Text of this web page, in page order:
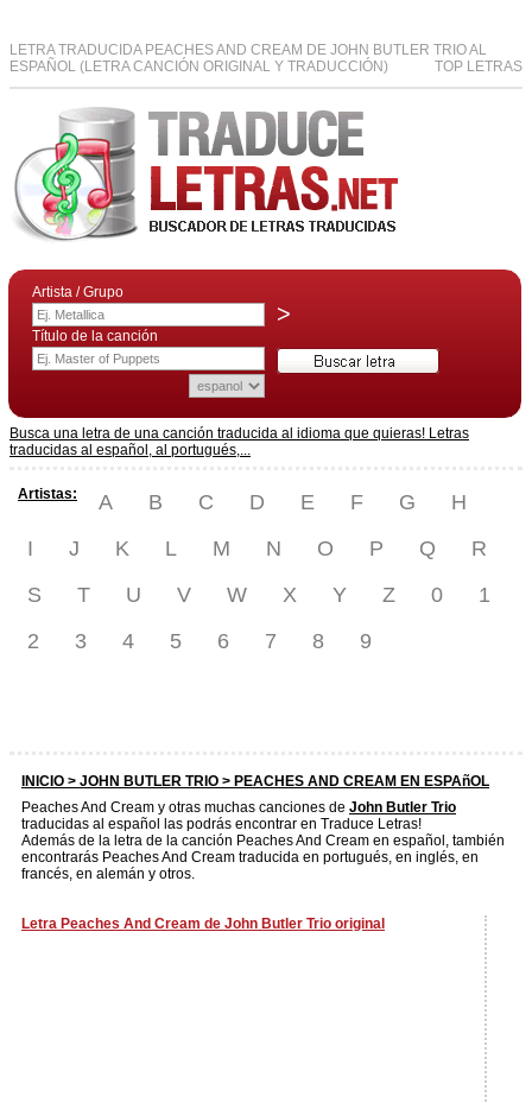
LETRA TRADUCIDA PEACHES AND CREAM DE JOHN BUTLER TRIO AL
ESPAÑOL (LETRA CANCIÓN ORIGINAL Y TRADUCCIÓN)
TOP LETRAS
Artista / Grupo
>
Título de la canción
Busca una letra de una canción traducida al idioma que quieras! Letras
traducidas al español, al portugués,...
Artistas: A B C D E F G
H
I
J K L M N O P Q
R
S
T U V W X Y Z 0
1
2
3 4 5 6 7 8 9
INICIO > JOHN BUTLER TRIO > PEACHES AND CREAM EN ESPAñOL
Peaches And Cream y otras muchas canciones de John Butler Trio
traducidas al español las podrás encontrar en Traduce Letras!
Además de la letra de la canción Peaches And Cream en español, también
encontrarás Peaches And Cream traducida en portugués, en inglés, en
francés, en alemán y otros.
Letra Peaches And Cream de John Butler Trio original